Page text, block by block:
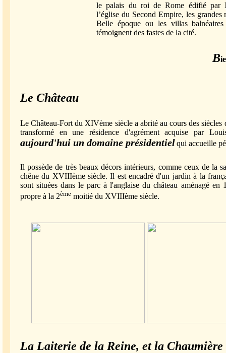
le palais du roi de Rome édifié par
l’église du Second Empire, les grandes
Belle époque ou les villas balnéaires
témoignent des fastes de la cité.
B
Le Château
Le Château-Fort du XIVème siècle a abrité au cours des
transformé en une résidence d'agrément acquise par
aujourd'hui un domaine présidentielqui accueille
Il possède de très beaux décors intérieurs, comme ceux de la
chêne du XVIIIème siècle. Il est encadré d'un jardin à la
sont situées dans le parc à l'anglaise du château aménagé
propre à la 2èmemoitié du XVIIIème siècle.
La Laiterie de la Reine, et la